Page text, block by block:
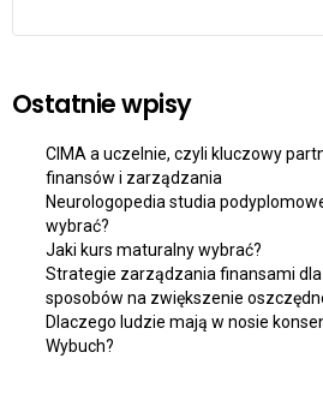
Ostatnie wpisy
CIMA a uczelnie, czyli kluczowy
finansów i zarządzania
Neurologopedia studia
wybrać?
Jaki kurs maturalny wybrać?
Strategie zarządzania finansami
sposobów na zwiększenie
Dlaczego ludzie mają w nosie
Wybuch?